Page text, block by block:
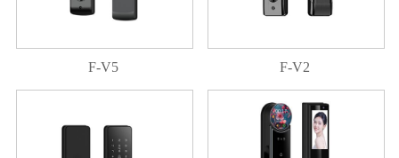
F-V5 F-V2